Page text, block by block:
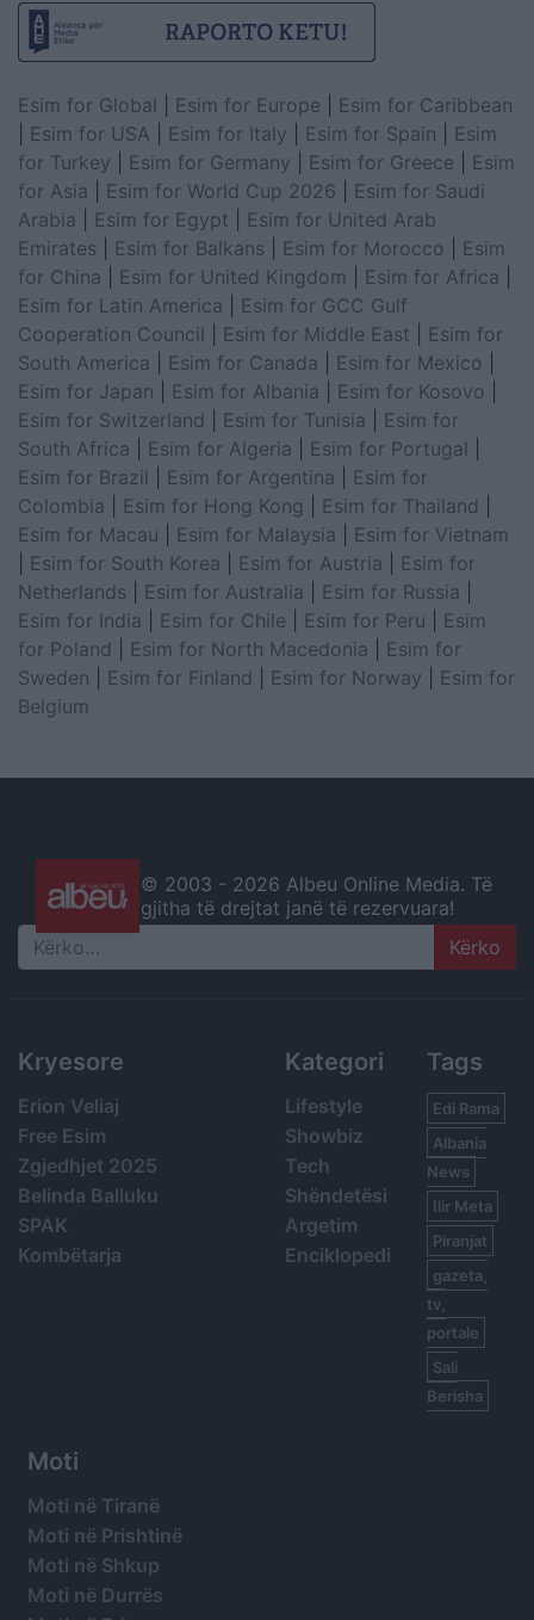
Esim for Global Esim for Europe
Esim for Caribbean
Esim for USA Esim for Italy Esim for Spain
Esim
for Turkey
Esim for Germany Esim for Greece
Esim
for Asia
Esim for World Cup 2026
Esim for Saudi
Arabia
Esim for Egypt
Esim for United Arab
Emirates
Esim for Balkans Esim for Morocco
Esim
for China
Esim for United Kingdom Esim for Africa
Esim for Latin America
Esim for GCC Gulf
Cooperation Council
Esim for Middle East
Esim for
South America
Esim for Canada Esim for Mexico
Esim for Japan
Esim for Albania Esim for Kosovo
Esim for Switzerland
Esim for Tunisia
Esim for
South Africa
Esim for Algeria Esim for Portugal
Esim for Brazil
Esim for Argentina
Esim for
Colombia
Esim for Hong Kong Esim for Thailand
Esim for Macau
Esim for Malaysia
Esim for Vietnam
Esim for South Korea Esim for Austria
Esim for
Netherlands
Esim for Australia Esim for Russia
Esim for India
Esim for Chile Esim for Peru
Esim
for Poland
Esim for North Macedonia
Esim for
Sweden
Esim for Finland Esim for Norway
Esim for
Belgium
© 2003 - 2026 Albeu Online Media. Të
gjitha të drejtat janë të rezervuara!
Search
Kryesore
Erion Veliaj
Free Esim
Zgjedhjet 2025
Belinda Balluku
SPAK
Kombëtarja
Kategori
Lifestyle
Showbiz
Tech
Shëndetësi
Argetim
Enciklopedi
Tags
Edi Rama
Albania
News
Ilir Meta
Piranjat
gazeta,
tv,
portale
Sali
Berisha
Moti
Moti në Tiranë
Moti në Prishtinë
Moti në Shkup
Moti në Durrës